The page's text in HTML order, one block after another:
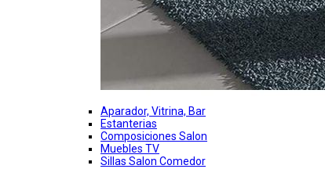
Aparador, Vitrina, Bar
Estanterias
Composiciones Salon
Muebles TV
Sillas Salon Comedor